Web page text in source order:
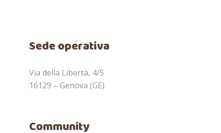
Sede operativa
Via della Libertà, 4/5
16129 – Genova (GE)
Community